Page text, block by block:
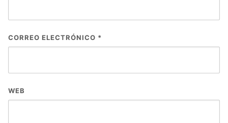
CORREO ELECTRÓNICO *
WEB